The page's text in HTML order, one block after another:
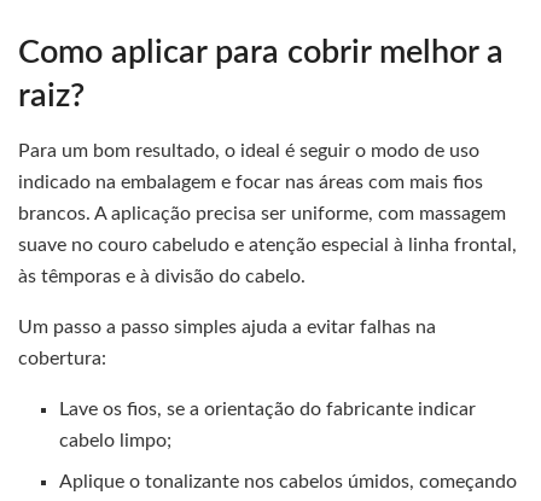
Como aplicar para cobrir melhor a
raiz?
Para um bom resultado, o ideal é seguir o modo de uso
indicado na embalagem e focar nas áreas com mais fios
brancos. A aplicação precisa ser uniforme, com massagem
suave no couro cabeludo e atenção especial à linha frontal,
às têmporas e à divisão do cabelo.
Um passo a passo simples ajuda a evitar falhas na
cobertura:
Lave os fios, se a orientação do fabricante indicar
cabelo limpo;
Aplique o tonalizante nos cabelos úmidos, começando